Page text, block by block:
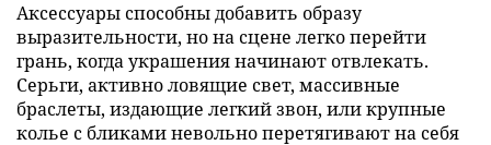
Аксессуары способны добавить образу
выразительности, но на сцене легко перейти
грань, когда украшения начинают отвлекать.
Серьги, активно ловящие свет, массивные
браслеты, издающие легкий звон, или крупные
колье с бликами невольно перетягивают на себя